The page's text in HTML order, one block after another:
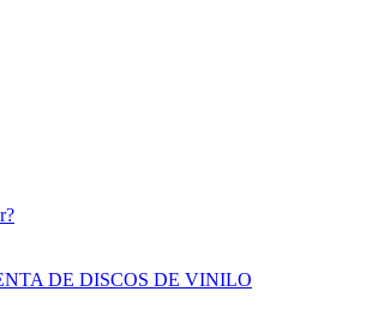
DE DISCOS DE VINILO